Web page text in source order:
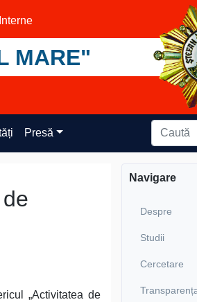
MARE"
Presă
„Activitatea de
Navigare
Despre
Studii
Cercetare